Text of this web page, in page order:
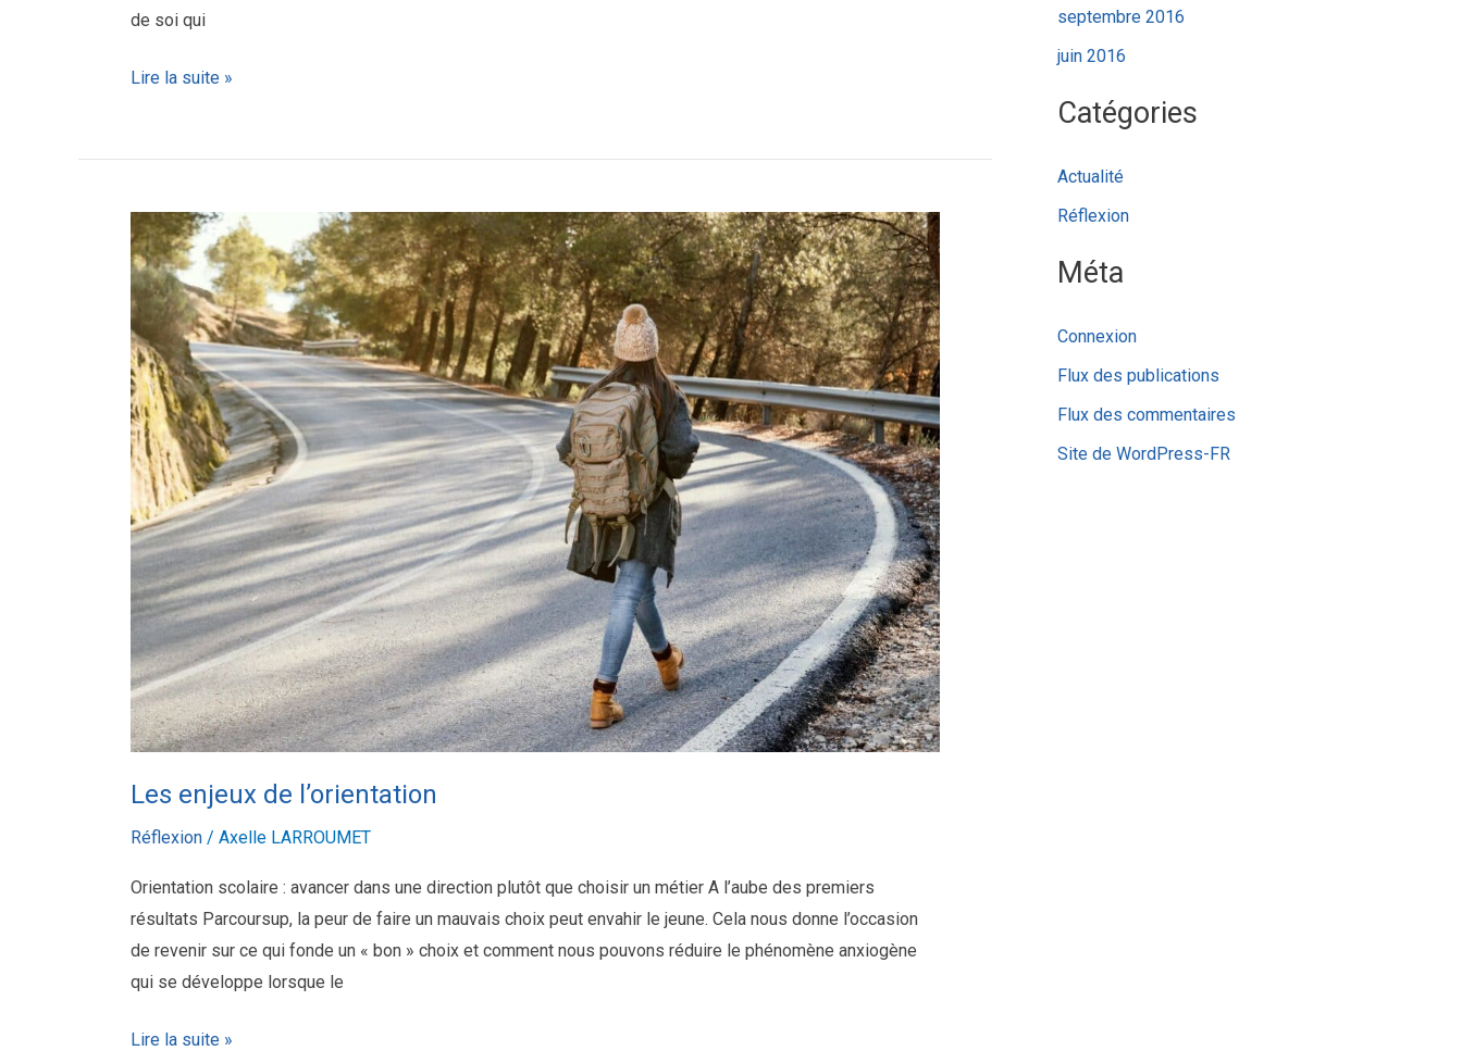
de soi qui
Lire la suite »
Les enjeux de l’orientation
Réflexion / Axelle LARROUMET
Orientation scolaire : avancer dans une direction plutôt que choisir un métier A l’aube des premiers
résultats Parcoursup, la peur de faire un mauvais choix peut envahir le jeune. Cela nous donne l’occasion
de revenir sur ce qui fonde un « bon » choix et comment nous pouvons réduire le phénomène anxiogène
qui se développe lorsque le
Les
enjeux
de
l’orientation
Lire la suite »
septembre 2016
juin 2016
Catégories
Actualité
Réflexion
Méta
Connexion
Flux des publications
Flux des commentaires
Site de WordPress-FR